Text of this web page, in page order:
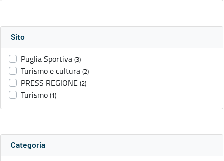
Sito
Puglia Sportiva (3)
Turismo e cultura (2)
PRESS REGIONE (2)
Turismo (1)
Categoria